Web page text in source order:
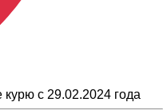
курю с 29.02.2024 года